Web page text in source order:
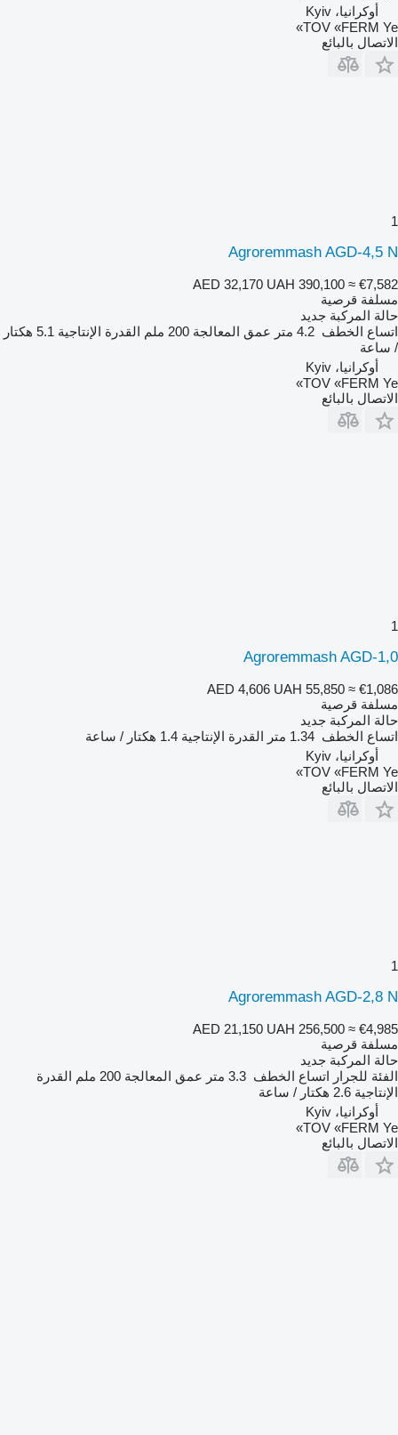
أوكرانيا، Kyiv
TOV «FERM Ye»
الاتصال بالبائع
1
Agroremmash AGD-4,5 N
AED 32,170 UAH 390,100 ≈ €7,582
مسلفة قرصية
حالة المركبة جديد
اتساع الخطف 4.2 متر عمق المعالجة 200 ملم القدرة الإنتاجية
5.1 هكتار
/ ساعة
أوكرانيا، Kyiv
TOV «FERM Ye»
الاتصال بالبائع
1
Agroremmash AGD-1,0
AED 4,606 UAH 55,850 ≈ €1,086
مسلفة قرصية
حالة المركبة جديد
اتساع الخطف 1.34 متر القدرة الإنتاجية 1.4 هكتار / ساعة
أوكرانيا، Kyiv
TOV «FERM Ye»
الاتصال بالبائع
1
Agroremmash AGD-2,8 N
AED 21,150 UAH 256,500 ≈ €4,985
مسلفة قرصية
حالة المركبة جديد
الفئة للجرار اتساع الخطف 3.3 متر عمق المعالجة 200 ملم
القدرة
الإنتاجية 2.6 هكتار / ساعة
أوكرانيا، Kyiv
TOV «FERM Ye»
الاتصال بالبائع